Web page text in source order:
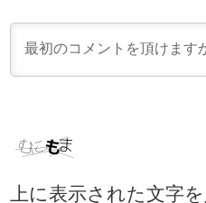
上に表示された文字